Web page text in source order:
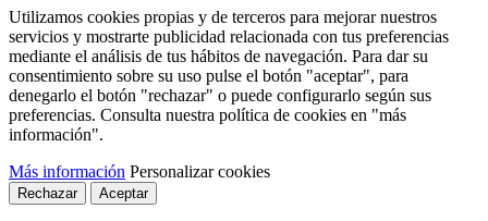
Utilizamos cookies propias y de terceros para mejorar nuestros
servicios y mostrarte publicidad relacionada con tus preferencias
mediante el análisis de tus hábitos de navegación. Para dar su
consentimiento sobre su uso pulse el botón "aceptar", para
denegarlo el botón "rechazar" o puede configurarlo según sus
preferencias. Consulta nuestra política de cookies en "más
información".
Más información Personalizar cookies
Rechazar Aceptar